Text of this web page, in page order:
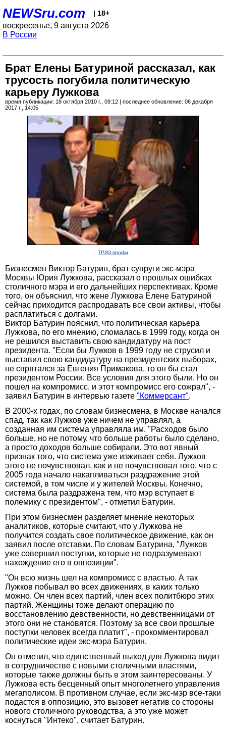
NEWSru.com | 18+
воскресенье, 9 августа 2026
В России
Брат Елены Батуриной рассказал, как
трусость погубила политическую
карьеру Лужкова
время публикации: 18 октября 2010 г., 09:12 | последнее обновление: 06 декабря
2017 г., 14:05
ТРИЗ-профи
Бизнесмен Виктор Батурин, брат супруги экс-мэра
Москвы Юрия Лужкова, рассказал о прошлых ошибках
столичного мэра и его дальнейших перспективах. Кроме
того, он объяснил, что жене Лужкова Елене Батуриной
сейчас приходится распродавать все свои активы, чтобы
расплатиться с долгами.
Виктор Батурин пояснил, что политическая карьера
Лужкова, по его мнению, сломалась в 1999 году, когда он
не решился выставить свою кандидатуру на пост
президента. "Если бы Лужков в 1999 году не струсил и
выставил свою кандидатуру на президентских выборах,
не спрятался за Евгения Примакова, то он бы стал
президентом России. Все условия для этого были. Но он
пошел на компромисс, и этот компромисс его сожрал", -
заявил Батурин в интервью газете "Коммерсант".
В 2000-х годах, по словам бизнесмена, в Москве начался
спад, так как Лужков уже ничем не управлял, а
созданная им система управляла им. "Расходов было
больше, но не потому, что больше работы было сделано,
а просто доходов больше собирали. Это вот явный
признак того, что система уже изживает себя. Лужков
этого не почувствовал, как и не почувствовал того, что с
2005 года начало накапливаться раздражение этой
системой, в том числе и у жителей Москвы. Конечно,
система была раздражена тем, что мэр вступает в
полемику с президентом", - отметил Батурин.
При этом бизнесмен разделяет мнение некоторых
аналитиков, которые считают, что у Лужкова не
получится создать свое политическое движение, как он
заявил после отставки. По словам Батурина, "Лужков
уже совершил поступки, которые не подразумевают
нахождение его в оппозиции".
"Он всю жизнь шел на компромисс с властью. А так
Лужков побывал во всех движениях, в каких только
можно. Он член всех партий, член всех политбюро этих
партий. Женщины тоже делают операцию по
восстановлению девственности, но девственницами от
этого они не становятся. Поэтому за все свои прошлые
поступки человек всегда платит", - прокомментировал
политические идеи экс-мэра Батурин.
Он отметил, что единственный выход для Лужкова видит
в сотрудничестве с новыми столичными властями,
которые также должны быть в этом заинтересованы. У
Лужкова есть бесценный опыт многолетнего управления
мегаполисом. В противном случае, если экс-мэр все-таки
подастся в оппозицию, это вызовет негатив со стороны
нового столичного руководства, а это уже может
коснуться "Интеко", считает Батурин.